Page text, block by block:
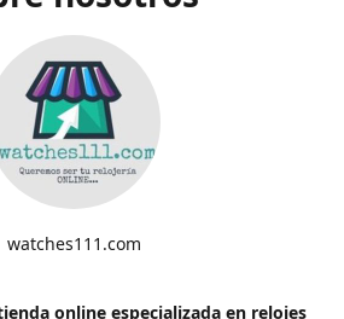
watches111.com
online especializada en relojes